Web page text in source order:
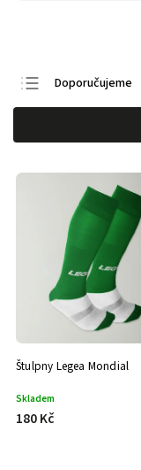
Doporučujeme
Nejlevnější
Nejdražší
Nejprodávanější
Abecedně
Štulpny Legea Mondial
Skladem
180 Kč